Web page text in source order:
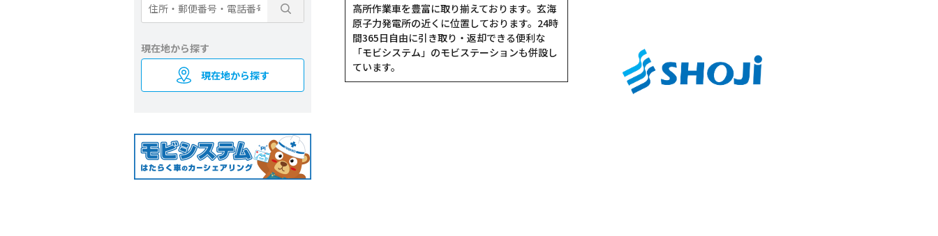
高所作業車を豊富に取り揃えております。玄海
原子力発電所の近くに位置しております。24時
間365日自由に引き取り・返却できる便利な
「モビシステム」のモビステーションも併設し
ています。
現在地から探す
現在地から探す